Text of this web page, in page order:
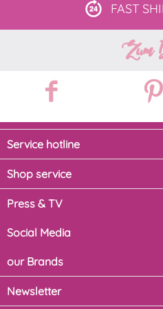
FAST
Zum
Service hotline
Shop service
Press & TV
Social Media
our Brands
Newsletter